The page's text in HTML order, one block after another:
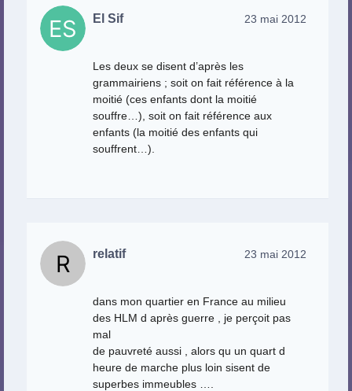
El Sif 23 mai 2012
Les deux se disent d’après les
grammairiens ; soit on fait référence à la
moitié (ces enfants dont la moitié
souffre…), soit on fait référence aux
enfants (la moitié des enfants qui
souffrent…).
relatif 23 mai 2012
dans mon quartier en France au milieu
des HLM d après guerre , je perçoit pas
mal
de pauvreté aussi , alors qu un quart d
heure de marche plus loin sisent de
superbes immeubles ….